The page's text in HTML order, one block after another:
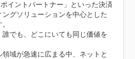
イントパートナー」といった決済
グソリューションを中心とした
でも、どこにいても同じ価値を
域が急速に広まる中、ネットと